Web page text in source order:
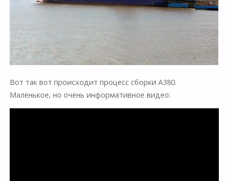
Вот так вот происходит процесс сборки А380.
Маленькое, но очень информативное видео: